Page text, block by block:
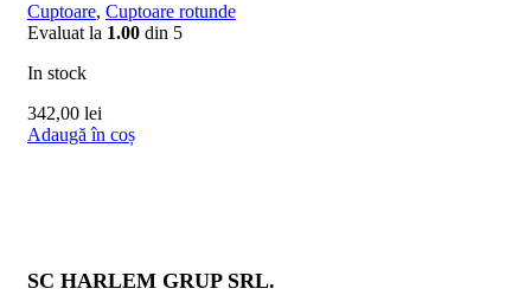
Cuptoare, Cuptoare rotunde
Evaluat la 1.00 din 5
In stock
342,00 lei
Adaugă în coș
SC HARLEM GRUP SRL.